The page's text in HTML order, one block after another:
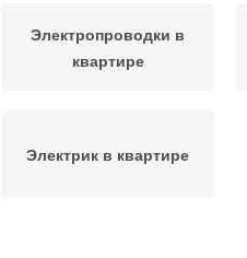
Электропроводки в
квартире
Электрик в квартире